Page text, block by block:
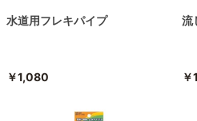
水道用フレキパイプ
￥1,080
流